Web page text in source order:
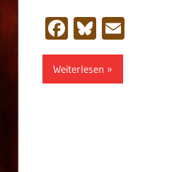
Facebook
Bluesky
Email
Weiterlesen